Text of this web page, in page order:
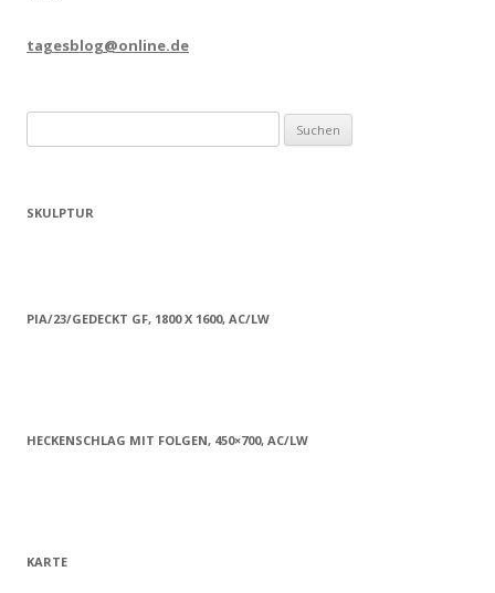
tagesblog@online.de
nach:
SKULPTUR
PIA/23/GEDECKT GF, 1800 X 1600, AC/LW
HECKENSCHLAG MIT FOLGEN, 450×700, AC/LW
KARTE